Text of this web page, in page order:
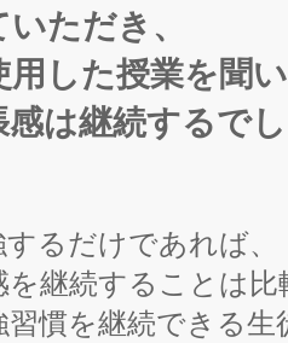
ただき、
した授業を聞
は継続するで
るだけであれば、
継続することは
習慣を継続できる